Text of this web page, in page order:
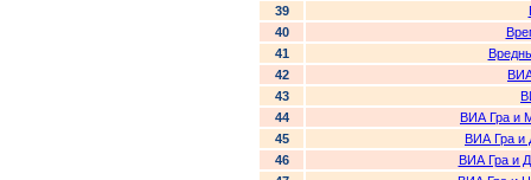
39
40
41
42
43
44
ВИА Гра и
45
ВИА Гра и
46
ВИА Гра и